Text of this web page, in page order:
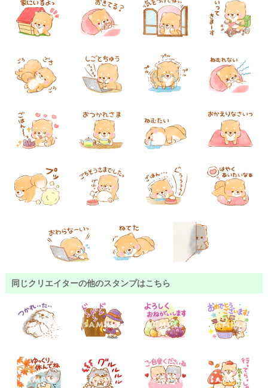
同じクリエイターの他のスタンプはこちら